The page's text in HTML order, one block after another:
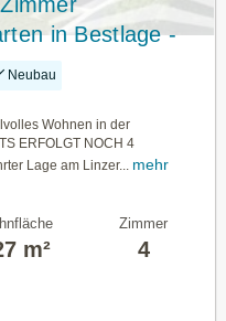
in Bestlage -
Neubau
Wohnen in der
ERFOLGT NOCH 4
Lage am Linzer...
mehr
m²
Zimmer
4